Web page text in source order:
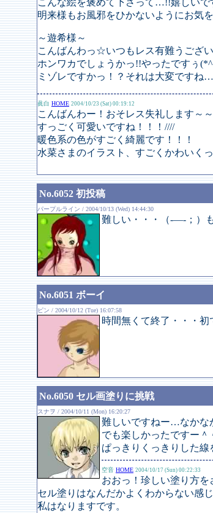
こんな絵を褒めて下さって…!!嬉しいで
明来様もお風邪をひかないようにお気
～遊希様～
こんばんわっ☆いつもレス有難うござ
ホンワカでしょうかっ!!やったですぅ
ミゾレですかっ！？それは大変ですね
眞白 HOME 2004/10/23 (Sat) 00:19:12
こんばんわー！おそレス失礼します～～
すっごく可愛いですね！！！////
暖色系の色がすごく綺麗です！！！
水菜さまのイラスト、すごくかわいく
No.6052 初投稿
パープルライン / 2004/10/13 (Wed) 14:44:30
難しい・・・（‐―‐；）
No.6051 ボーイ
ピン / 2004/10/12 (Tue) 16:07:58
時間無くて終了・・・初
No.6050 セル画塗りに挑戦
スナヲ / 2004/10/11 (Mon) 16:20:27
難しいですねー…なかな
でも楽しかったですー＾
ぱっきりくっきりした線
空音 HOME 2004/10/17 (Sun) 00:22:33
おおっ！珍しい塗り方を
セル塗りはなんだかよくわからない感
私はなりますです。